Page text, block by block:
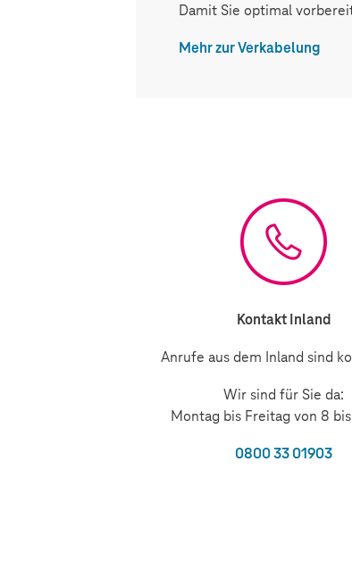
Damit Sie optimal
Mehr zur Verkabelung
Kontakt Inland
Anrufe aus dem Inland sind
Wir sind für Sie da:
Montag bis Freitag von 8
0800 33 01903